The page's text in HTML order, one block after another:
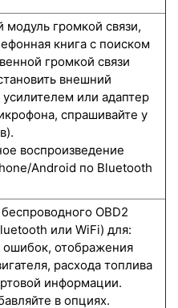
модуль громкой связи,
книга с поиском
громкой связи
внешний
или адаптер
спрашивайте у
воспроизведение
Android по Bluetooth
OBD2
или WiFi) для:
ошибок, отображения
расхода топлива
информации.
в опциях.